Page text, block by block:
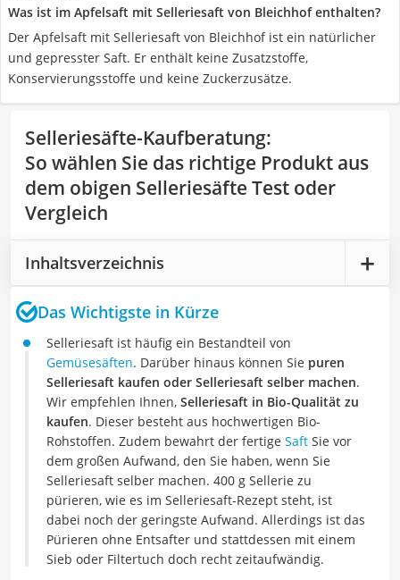
Was ist im Apfelsaft mit Selleriesaft von Bleichhof enthalten?
Der Apfelsaft mit Selleriesaft von Bleichhof ist ein natürlicher
und gepresster Saft. Er enthält keine Zusatzstoffe,
Konservierungsstoffe und keine Zuckerzusätze.
Selleriesäfte-Kaufberatung:
So wählen Sie das richtige Produkt aus
dem obigen Selleriesäfte Test oder
Vergleich
Inhaltsverzeichnis
Das Wichtigste in Kürze
Selleriesaft ist häufig ein Bestandteil von
Gemüsesäften. Darüber hinaus können Sie puren
Selleriesaft kaufen oder Selleriesaft selber machen.
Wir empfehlen Ihnen, Selleriesaft in Bio-Qualität zu
kaufen. Dieser besteht aus hochwertigen Bio-
Rohstoffen. Zudem bewahrt der fertige Saft Sie vor
dem großen Aufwand, den Sie haben, wenn Sie
Selleriesaft selber machen. 400 g Sellerie zu
pürieren, wie es im Selleriesaft-Rezept steht, ist
dabei noch der geringste Aufwand. Allerdings ist das
Pürieren ohne Entsafter und stattdessen mit einem
Sieb oder Filtertuch doch recht zeitaufwändig.